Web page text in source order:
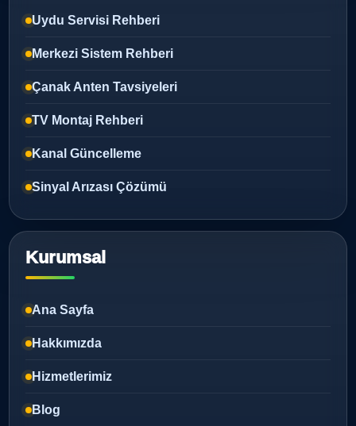
Uydu Servisi Rehberi
Merkezi Sistem Rehberi
Çanak Anten Tavsiyeleri
TV Montaj Rehberi
Kanal Güncelleme
Sinyal Arızası Çözümü
Kurumsal
Ana Sayfa
Hakkımızda
Hizmetlerimiz
Blog